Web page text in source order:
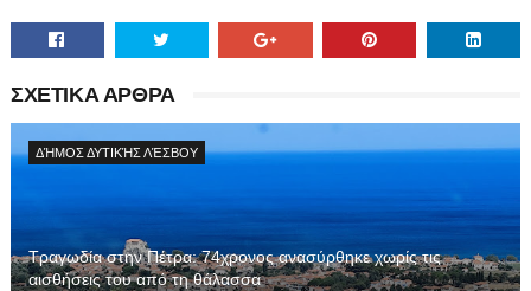
ΣΧΕΤΙΚΑ ΑΡΘΡΑ
ΔΉΜΟΣ ΔΥΤΙΚΉΣ ΛΈΣΒΟΥ
Τραγωδία στην Πέτρα: 74χρονος ανασύρθηκε χωρίς τις
αισθήσεις του από τη θάλασσα